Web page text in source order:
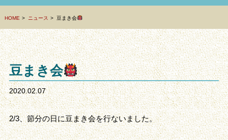
HOME ニュース 豆まき会
豆まき会
2020.02.07
2/3、節分の日に豆まき会を行ないました。